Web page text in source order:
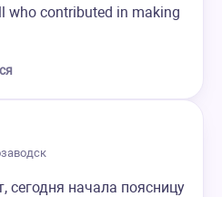
who contributed in making
сегодня начала поясницу